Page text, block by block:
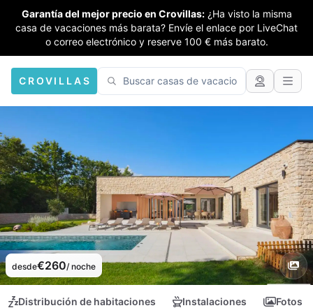
Garantía del mejor precio en Crovillas: ¿Ha visto la misma
casa de vacaciones más barata? Envíe el enlace por LiveChat
o correo electrónico y reserve 100 € más barato.
CROVILLAS
desde€260/ noche
Distribución de habitaciones Instalaciones Fotos